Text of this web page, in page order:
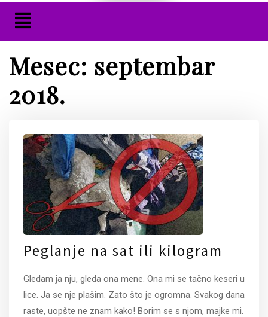
Mesec: septembar
2018.
Peglanje na sat ili kilogram
Gledam ja nju, gleda ona mene. Ona mi se tačno keseri u
lice. Ja se nje plašim. Zato što je ogromna. Svakog dana
raste, uopšte ne znam kako! Borim se s njom, majke mi.